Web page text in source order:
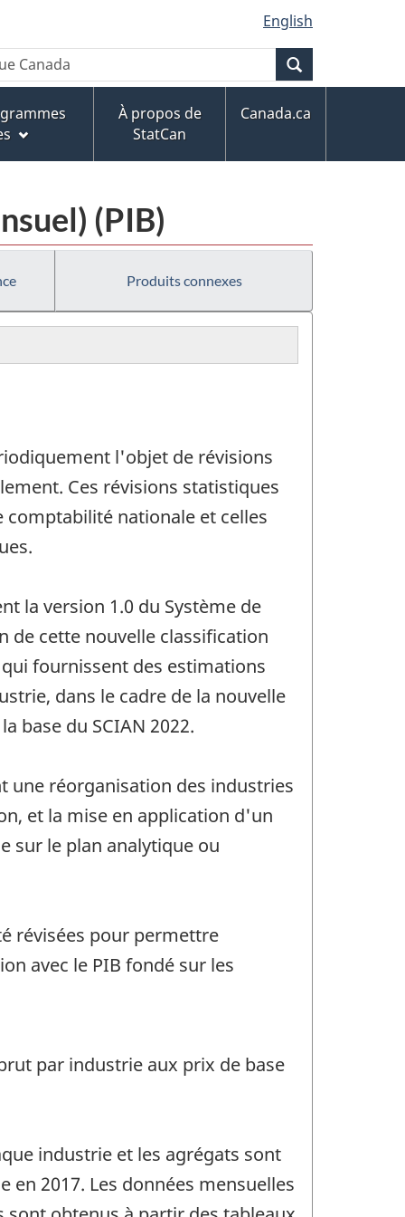
English
À propos de
StatCan
Canada.ca
(PIB)
Produits connexes
l'objet de révisions
Ces révisions statistiques
nationale et celles
la version 1.0 du Système de
de cette nouvelle classification
fournissent des estimations
dans le cadre de la nouvelle
base du SCIAN 2022.
une réorganisation des industries
et la mise en application d'un
sur le plan analytique ou
révisées pour permettre
avec le PIB fondé sur les
par industrie aux prix de base
industrie et les agrégats sont
2017. Les données mensuelles